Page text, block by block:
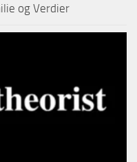
og Verdier